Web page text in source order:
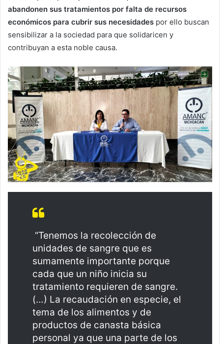
abandonen sus tratamientos por falta de recursos
económicos para cubrir sus necesidades por ello buscan
sensibilizar a la sociedad para que solidaricen y
contribuyan a esta noble causa.
“Tenemos la recolección de
unidades de sangre que es
sumamente importante porque
cada que un niño inicia su
tratamiento requieren de sangre.
(…) La recaudación en especie, el
tema de los alimentos y de
productos de canasta básica
personal ya que una parte de los